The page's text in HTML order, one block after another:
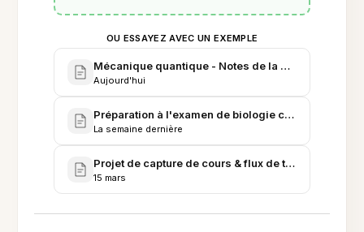
OU ESSAYEZ AVEC UN EXEMPLE
Mécanique quantique - Notes de la série de cours
Aujourd'hui
Préparation à l'examen de biologie cellulaire &
La semaine dernière
Projet de capture de cours & flux de transcription
15 mars